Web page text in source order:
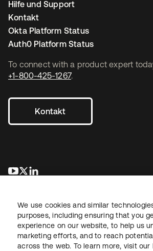
To connect with a product expert
+1-800-425-1267.
Kontakt
wird in einer neuen Registerkarte
wird in einer neuen Registerkarte
Hilfe und Support
Kontakt
Okta Platform Status
Auth0 Platform Status
RechtDatenschutzrichtlinie
We use cookies and similar
purposes, including ensuring that you
experience on our website, to help us
marketing efforts, and to reach
across the web. To learn more, visit our